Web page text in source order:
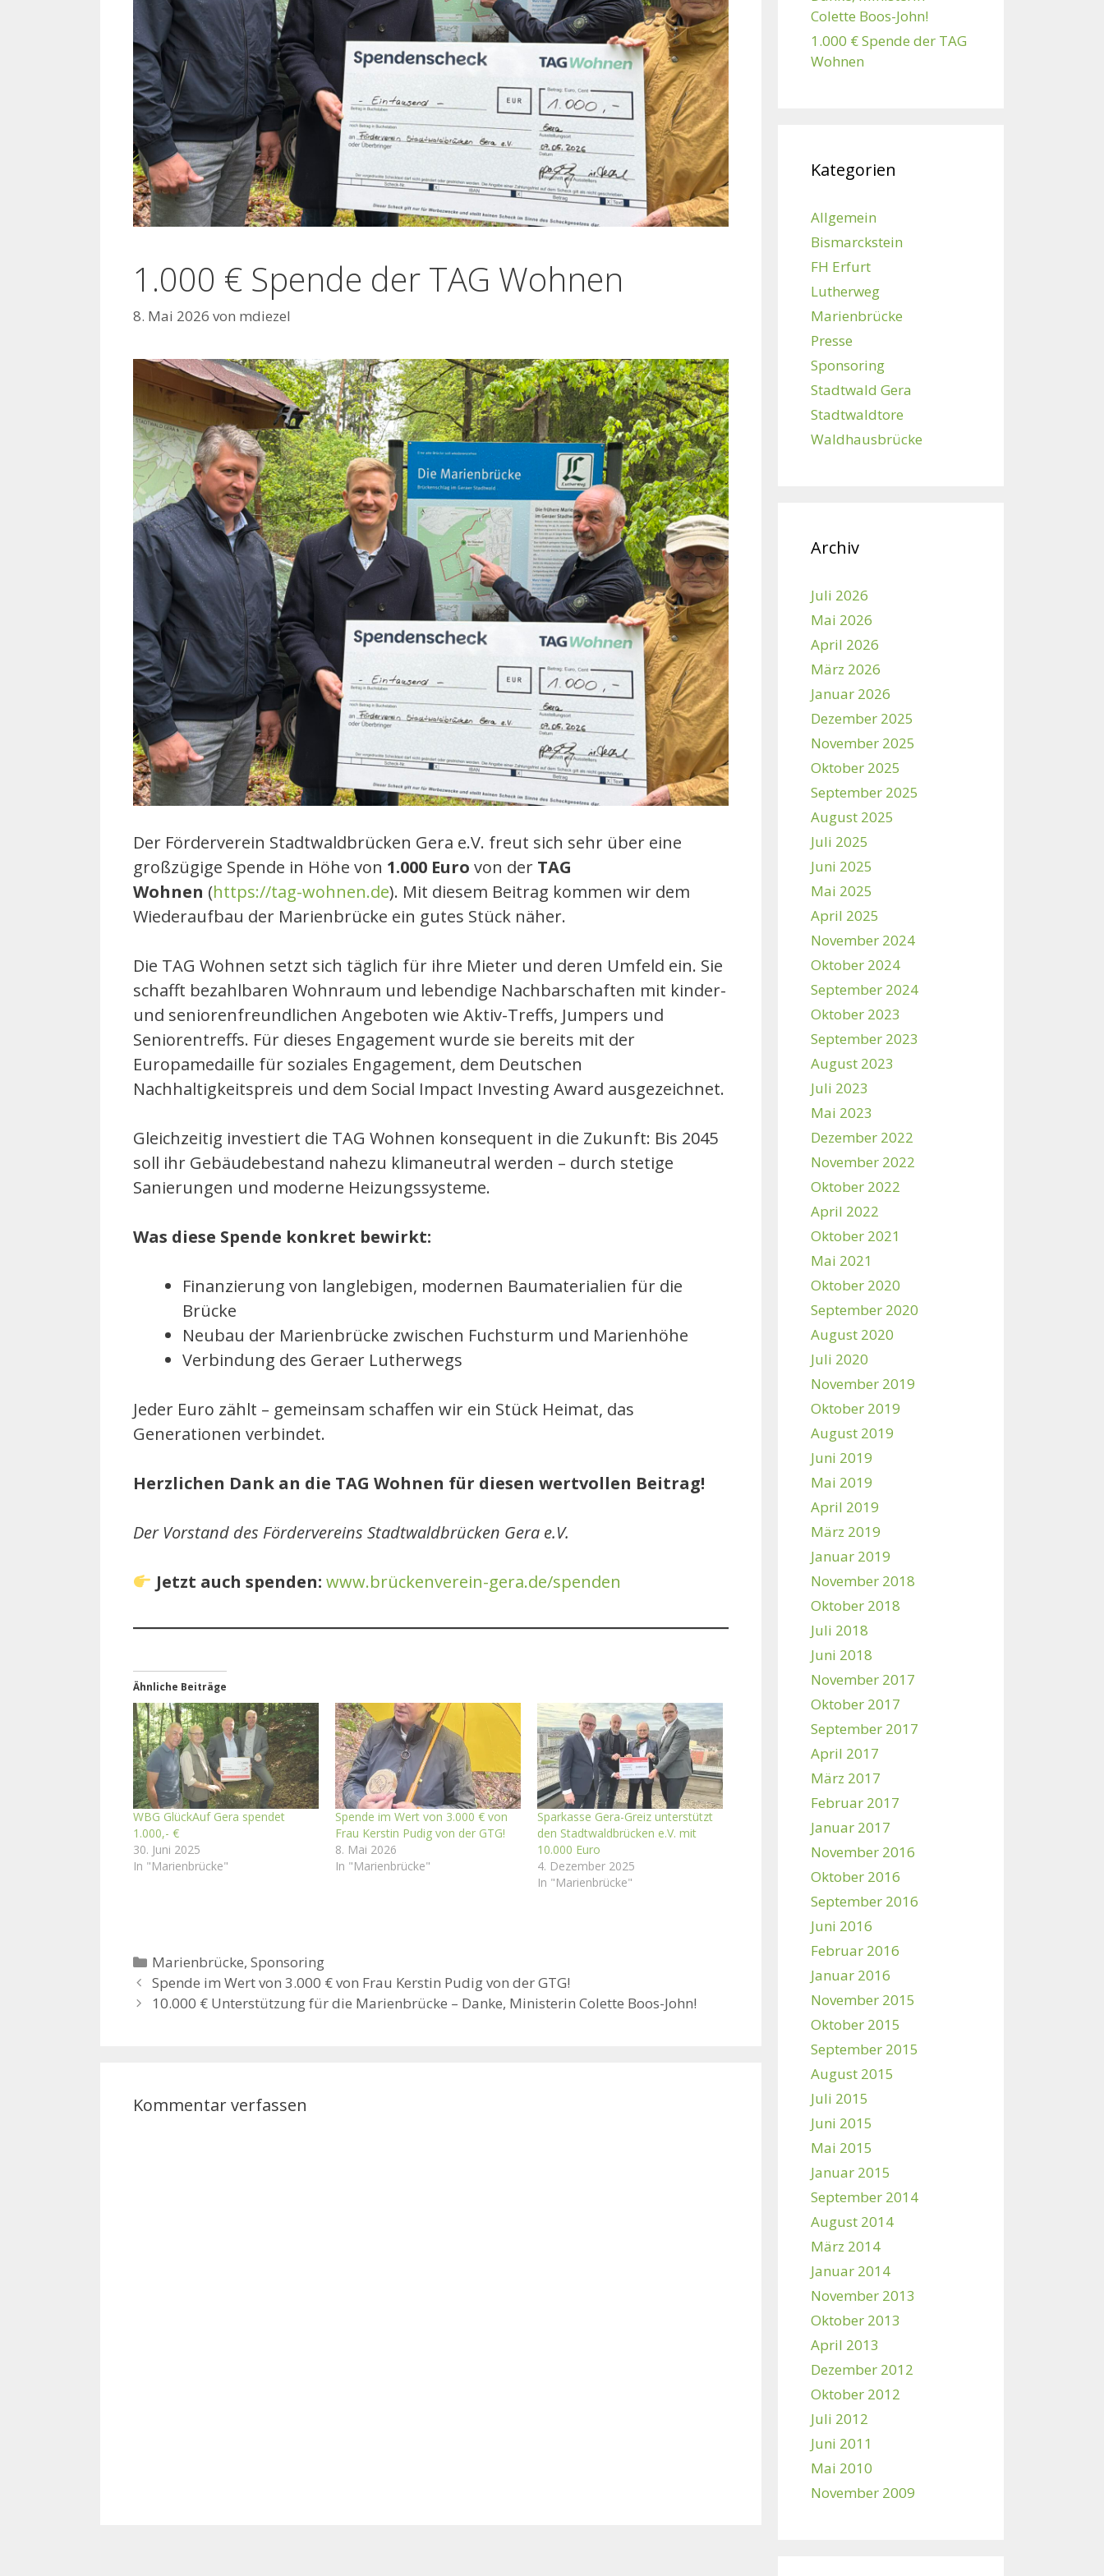
1.000 € Spende der TAG Wohnen
8. Mai 2026 von mdiezel
Der Förderverein Stadtwaldbrücken Gera e.V. freut sich sehr über eine
großzügige Spende in Höhe von 1.000 Euro von der TAG
Wohnen (https://tag-wohnen.de). Mit diesem Beitrag kommen wir dem
Wiederaufbau der Marienbrücke ein gutes Stück näher.
Die TAG Wohnen setzt sich täglich für ihre Mieter und deren Umfeld ein. Sie
schafft bezahlbaren Wohnraum und lebendige Nachbarschaften mit kinder-
und seniorenfreundlichen Angeboten wie Aktiv-Treffs, Jumpers und
Seniorentreffs. Für dieses Engagement wurde sie bereits mit der
Europamedaille für soziales Engagement, dem Deutschen
Nachhaltigkeitspreis und dem Social Impact Investing Award ausgezeichnet.
Gleichzeitig investiert die TAG Wohnen konsequent in die Zukunft: Bis 2045
soll ihr Gebäudebestand nahezu klimaneutral werden – durch stetige
Sanierungen und moderne Heizungssysteme.
Was diese Spende konkret bewirkt:
Finanzierung von langlebigen, modernen Baumaterialien für die
Brücke
Neubau der Marienbrücke zwischen Fuchsturm und Marienhöhe
Verbindung des Geraer Lutherwegs
Jeder Euro zählt – gemeinsam schaffen wir ein Stück Heimat, das
Generationen verbindet.
Herzlichen Dank an die TAG Wohnen für diesen wertvollen Beitrag!
Der Vorstand des Fördervereins Stadtwaldbrücken Gera e.V.
Jetzt auch spenden: www.brückenverein-gera.de/spenden
Ähnliche Beiträge
WBG GlückAuf Gera spendet
1.000,- €
30. Juni 2025
In "Marienbrücke"
Spende im Wert von 3.000 € von
Frau Kerstin Pudig von der GTG!
8. Mai 2026
In "Marienbrücke"
Sparkasse Gera-Greiz unterstützt
den Stadtwaldbrücken e.V. mit
10.000 Euro
4. Dezember 2025
In "Marienbrücke"
Kategorien
Marienbrücke,Sponsoring
Spende im Wert von 3.000 € von Frau Kerstin Pudig von der GTG!
10.000 € Unterstützung für die Marienbrücke – Danke, Ministerin Colette Boos-John!
Kommentar verfassen
Colette Boos-John!
1.000 € Spende der TAG
Wohnen
Kategorien
Allgemein
Bismarckstein
FH Erfurt
Lutherweg
Marienbrücke
Presse
Sponsoring
Stadtwald Gera
Stadtwaldtore
Waldhausbrücke
Archiv
Juli 2026
Mai 2026
April 2026
März 2026
Januar 2026
Dezember 2025
November 2025
Oktober 2025
September 2025
August 2025
Juli 2025
Juni 2025
Mai 2025
April 2025
November 2024
Oktober 2024
September 2024
Oktober 2023
September 2023
August 2023
Juli 2023
Mai 2023
Dezember 2022
November 2022
Oktober 2022
April 2022
Oktober 2021
Mai 2021
Oktober 2020
September 2020
August 2020
Juli 2020
November 2019
Oktober 2019
August 2019
Juni 2019
Mai 2019
April 2019
März 2019
Januar 2019
November 2018
Oktober 2018
Juli 2018
Juni 2018
November 2017
Oktober 2017
September 2017
April 2017
März 2017
Februar 2017
Januar 2017
November 2016
Oktober 2016
September 2016
Juni 2016
Februar 2016
Januar 2016
November 2015
Oktober 2015
September 2015
August 2015
Juli 2015
Juni 2015
Mai 2015
Januar 2015
September 2014
August 2014
März 2014
Januar 2014
November 2013
Oktober 2013
April 2013
Dezember 2012
Oktober 2012
Juli 2012
Juni 2011
Mai 2010
November 2009